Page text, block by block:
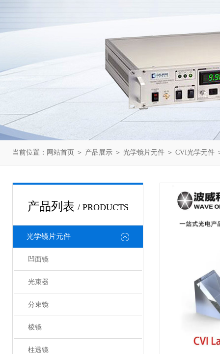
当前位置： 网站首页 ＞ 产品展示 ＞ 光学镜片元件 ＞ CVI光学元件
产品列表 / PRODUCTS
光学镜片元件
凹面镜
光束器
分束镜
棱镜
柱透镜